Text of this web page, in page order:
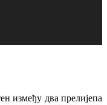
између два прелијепа